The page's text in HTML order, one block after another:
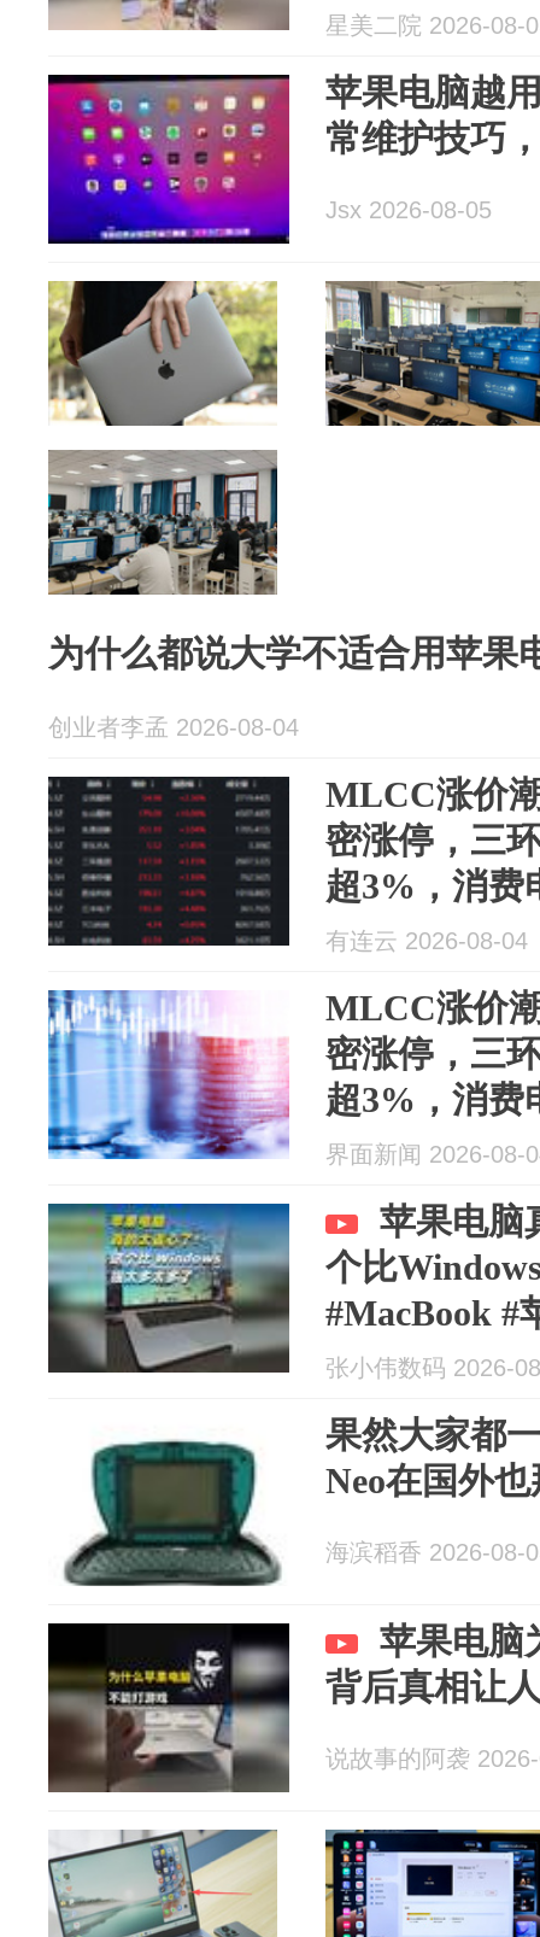
星美二院 2026-08-
苹果电脑越
常维护技巧
Jsx 2026-08-05
为什么都说大学不适合用苹果
创业者李孟 2026-08-04
MLCC涨价
密涨停，三
超3%，消费
(159178)放
有连云 2026-08-04
MLCC涨价
密涨停，三
超3%，消费
(159178)放
缺，苹果电
界面新闻 2026-08-
苹果电脑
个比
#MacBook #
#电脑知识
张小伟数码 2026-
果然大家都
Neo在国外
海滨稻香 2026-08-
苹果电脑
背后真相让
说故事的阿袭